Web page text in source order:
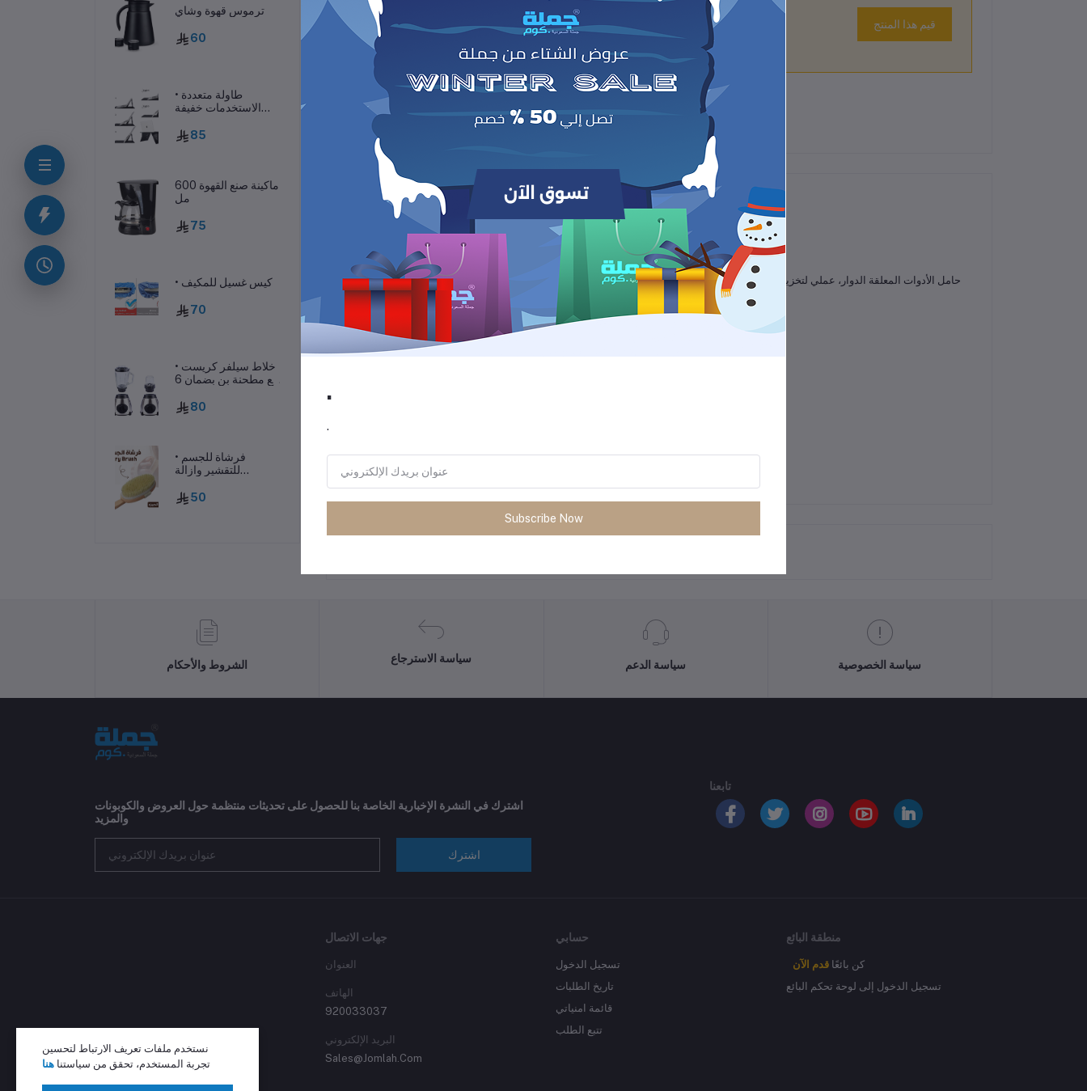
ترموس قهوة وشاي
60
• طاولة متعددة
الاستخدمات خفيفة
85
ماكينة صنع القهوة 600
مل
75
• كيس غسيل للمكيف
70
• خلاط سيلفر كريست
مع مطحنة بن بضمان 6
80
• فرشاة للجسم
للتقشير وازالة
50
0 من أصل 5.0 قيم هذا المنتج
حامل الأدوات المعلقة الدوار، عملي لتخزين وتنظيم أدوات المطبخ بشكل مرتب وسهل الوصول إليها، تصميم دوار يوفر مساحة ويضيف لمسة أنيقة
للمطبخ.
الشروط والأحكام
سياسة الاسترجاع
سياسة الدعم سياسة الخصوصية
اشترك في النشرة الإخبارية الخاصة بنا للحصول على تحديثات منتظمة حول العروض والكوبونات
والمزيد
اشترك
تابعنا
جهات الاتصال
العنوان
الهاتف
920033037
البريد الإلكتروني
Sales@Jomlah.Com
حسابي
تسجيل الدخول
تاريخ الطلبات
قائمة امنياتي
تتبع الطلب
منطقة البائع
كن بائعًا قدم الآن
تسجيل الدخول إلى لوحة تحكم البائع
نستخدم ملفات تعريف الارتباط لتحسين
تجربة المستخدم، تحقق من سياستنا هنا
.
.
Subscribe Now